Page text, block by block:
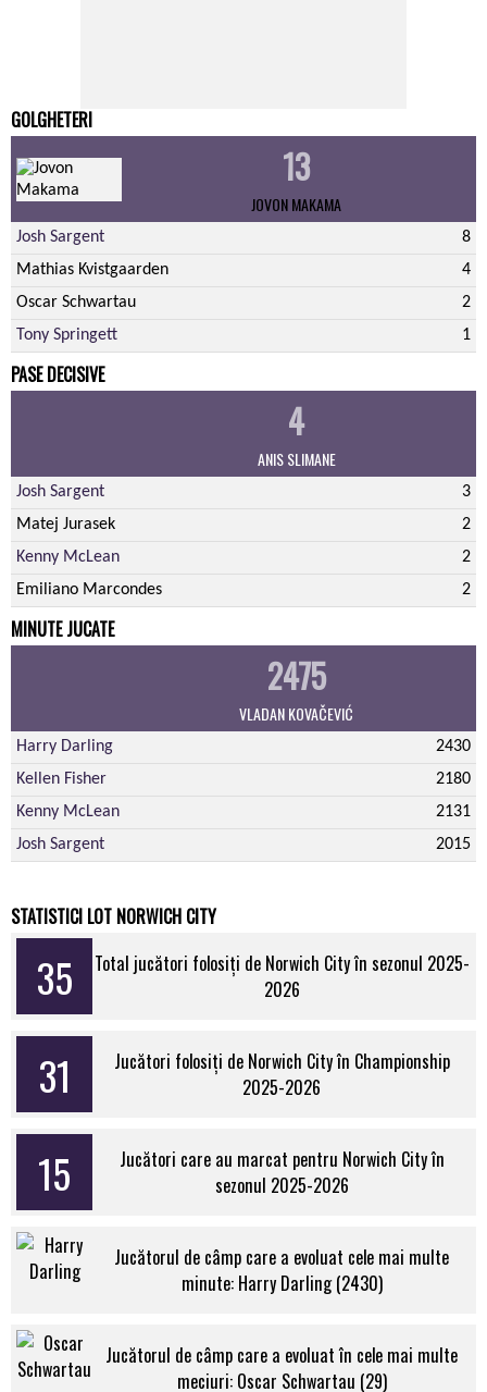
GOLGHETERI
13
JOVON MAKAMA
Josh Sargent
8
Mathias Kvistgaarden
4
Oscar Schwartau
2
Tony Springett
1
PASE DECISIVE
4
ANIS SLIMANE
Josh Sargent
3
Matej Jurasek
2
Kenny McLean
2
Emiliano Marcondes
2
MINUTE JUCATE
2475
VLADAN KOVAČEVIĆ
Harry Darling
2430
Kellen Fisher
2180
Kenny McLean
2131
Josh Sargent
2015
STATISTICI LOT NORWICH CITY
35
Total jucători folosiți de Norwich City în sezonul 2025-
2026
31
Jucători folosiți de Norwich City în Championship
2025-2026
15
Jucători care au marcat pentru Norwich City în
sezonul 2025-2026
Jucătorul de câmp care a evoluat cele mai multe
minute: Harry Darling (2430)
Jucătorul de câmp care a evoluat în cele mai multe
meciuri: Oscar Schwartau (29)